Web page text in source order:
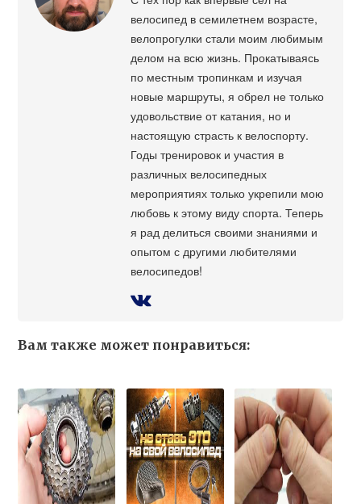
велосипед в семилетнем возрасте,
велопрогулки стали моим любимым
делом на всю жизнь. Прокатываясь
по местным тропинкам и изучая
новые маршруты, я обрел не только
удовольствие от катания, но и
настоящую страсть к велоспорту.
Годы тренировок и участия в
различных велосипедных
мероприятиях только укрепили мою
любовь к этому виду спорта. Теперь
я рад делиться своими знаниями и
опытом с другими любителями
велосипедов!
Вам также может понравиться: